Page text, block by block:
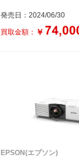
発売日：2024/06/30
買取金額： ￥
EPSON(エプソン)